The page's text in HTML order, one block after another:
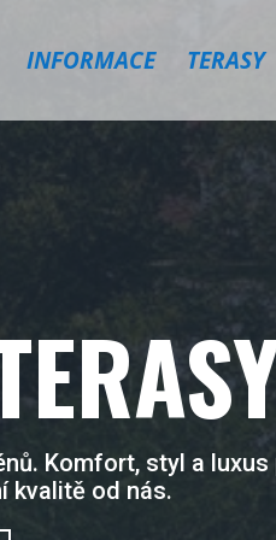
INFORMACE TERASY
Komfort, styl a luxus
kvalitě od nás.